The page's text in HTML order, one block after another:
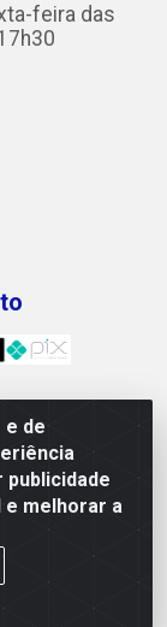
de
publicidade
melhorar a
feira das
Norte),
TO - CEP
02